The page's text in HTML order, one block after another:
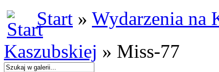
Start » Wydarzenia na
Kaszubskiej » Miss-77